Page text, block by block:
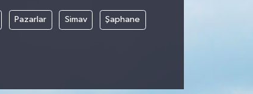
Pazarlar Simav Şaphane